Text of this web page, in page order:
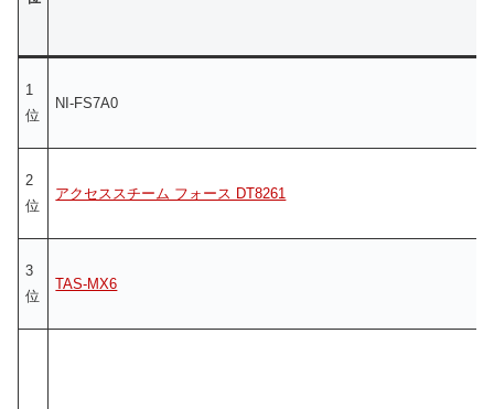
1
位
NI-FS7A0
2
位
アクセススチーム フォース DT8261
3
位
TAS-MX6